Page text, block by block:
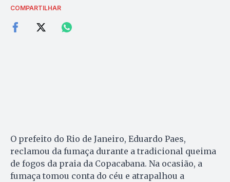
COMPARTILHAR
O prefeito do Rio de Janeiro, Eduardo Paes,
reclamou da fumaça durante a tradicional queima
de fogos da praia da Copacabana. Na ocasião, a
fumaça tomou conta do céu e atrapalhou a